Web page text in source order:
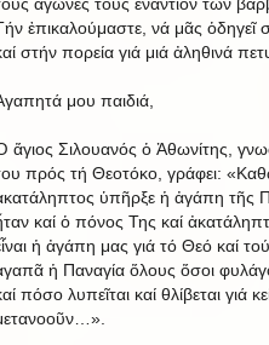
ἐπικαλούμαστε, νά μᾶς ὁδηγεῖ
στήν πορεία γιά μιά ἀληθινά
μου παιδιά,
ἅγιος Σιλουανός ὁ Ἀθωνίτης,
πρός τή Θεοτόκο, γράφει:
ὑπῆρξε ἡ ἀγάπη τῆς
καί ὁ πόνος Της καί
ἡ ἀγάπη μας γιά τό Θεό
ἡ Παναγία ὅλους ὅσοι
πόσο λυπεῖται καί θλίβεται γιά